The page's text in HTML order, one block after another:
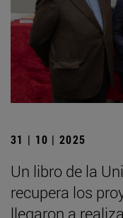
31 | 10 | 2025
Un libro de la
recupera los
llegaron a